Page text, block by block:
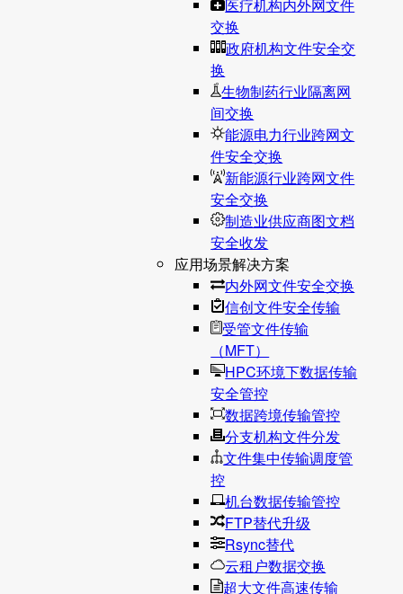
医疗机构内外网文件
交换
政府机构文件安全交
换
生物制药行业隔离网
间交换
能源电力行业跨网文
件安全交换
新能源行业跨网文件
安全交换
制造业供应商图文档
安全收发
应用场景解决方案
内外网文件安全交换
信创文件安全传输
受管文件传输
（MFT）
HPC环境下数据传输
安全管控
数据跨境传输管控
分支机构文件分发
文件集中传输调度管
控
机台数据传输管控
FTP替代升级
Rsync替代
云租户数据交换
超大文件高速传输